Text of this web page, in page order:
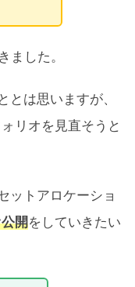
ました。
とは思いますが、
リオを見直そうと
ットアロケーショ
開をしていきたい